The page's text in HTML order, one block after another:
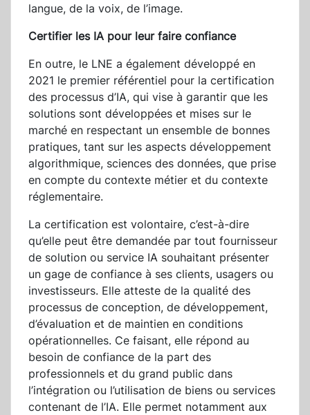
langue, de la voix, de l’image.
Certifier les IA pour leur faire confiance
En outre, le LNE a également développé en
2021 le premier référentiel pour la certification
des processus d’IA, qui vise à garantir que les
solutions sont développées et mises sur le
marché en respectant un ensemble de bonnes
pratiques, tant sur les aspects développement
algorithmique, sciences des données, que prise
en compte du contexte métier et du contexte
réglementaire.
La certification est volontaire, c’est-à-dire
qu’elle peut être demandée par tout fournisseur
de solution ou service IA souhaitant présenter
un gage de confiance à ses clients, usagers ou
investisseurs. Elle atteste de la qualité des
processus de conception, de développement,
d’évaluation et de maintien en conditions
opérationnelles. Ce faisant, elle répond au
besoin de confiance de la part des
professionnels et du grand public dans
l’intégration ou l’utilisation de biens ou services
contenant de l’IA. Elle permet notamment aux